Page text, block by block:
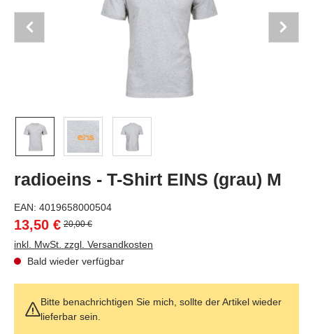
radioeins - T-Shirt EINS (grau) M
EAN: 4019658000504
13,50 € 20,00 €
inkl. MwSt. zzgl. Versandkosten
Bald wieder verfügbar
Bitte benachrichtigen Sie mich, sollte der Artikel wieder
lieferbar sein.